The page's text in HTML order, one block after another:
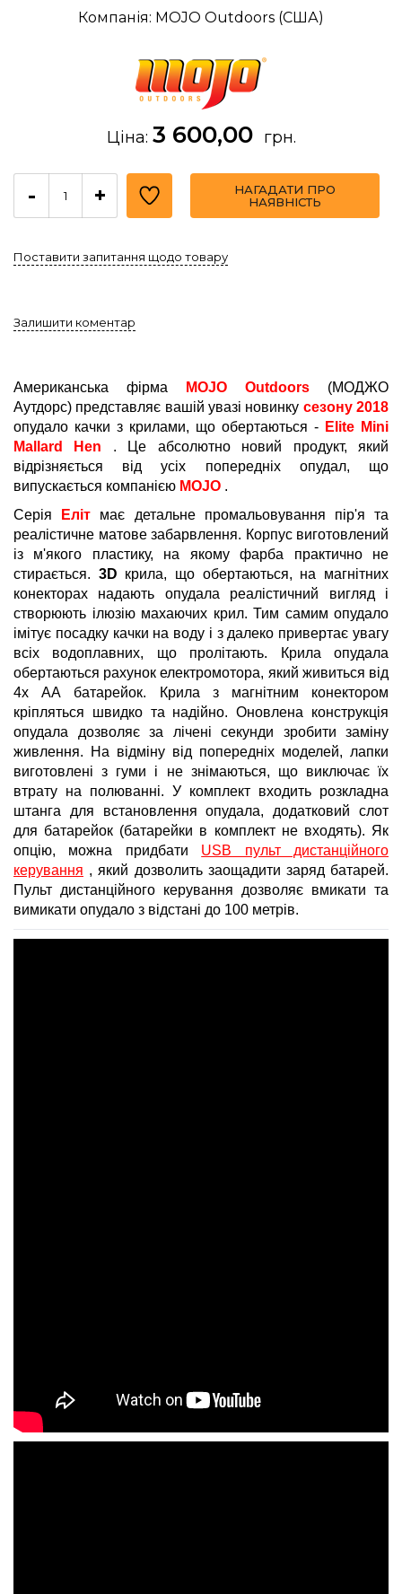
Компанія: MOJO Outdoors (США)
Ціна: 3 600,00 грн.
- +
НАГАДАТИ ПРО
НАЯВНІСТЬ
Поставити запитання щодо товару
Залишити коментар
Американська фірма MOJO Outdoors (МОДЖО
Аутдорс) представляє вашій увазі новинку сезону 2018
опудало качки з крилами, що обертаються - Elite Mini
Mallard Hen . Це абсолютно новий продукт, який
відрізняється від усіх попередніх опудал, що
випускається компанією MOJO .
Серія
Еліт має детальне промальовування пір'я та
реалістичне матове забарвлення. Корпус виготовлений
із м'якого пластику, на якому фарба практично не
стирається. 3D крила, що обертаються, на магнітних
конекторах надають опудала реалістичний вигляд і
створюють ілюзію махаючих крил. Тим самим опудало
імітує посадку качки на воду і з далеко привертає увагу
всіх водоплавних, що пролітають. Крила опудала
обертаються рахунок електромотора, який живиться від
4х АА батарейок. Крила з магнітним конектором
кріпляться швидко та надійно. Оновлена конструкція
опудала дозволяє за лічені секунди зробити заміну
живлення. На відміну від попередніх моделей, лапки
виготовлені з гуми і не знімаються, що виключає їх
втрату на полюванні. У комплект входить розкладна
штанга для встановлення опудала, додатковий слот
для батарейок (батарейки в комплект не входять). Як
опцію, можна придбати USB пульт дистанційного
керування , який дозволить заощадити заряд батарей.
Пульт дистанційного керування дозволяє вмикати та
вимикати опудало з відстані до 100 метрів.